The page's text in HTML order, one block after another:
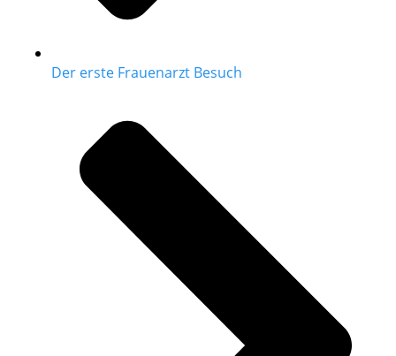
Der erste Frauenarzt Besuch